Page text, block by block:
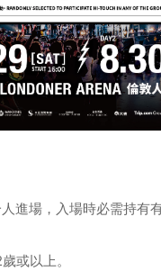
進場，入場時必需持有
或以上。